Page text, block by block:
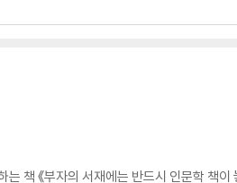
책 《부자의 서재에는 반드시 인문학 책이